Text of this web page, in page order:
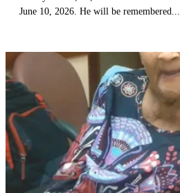
June 10, 2026. He will be remembered...